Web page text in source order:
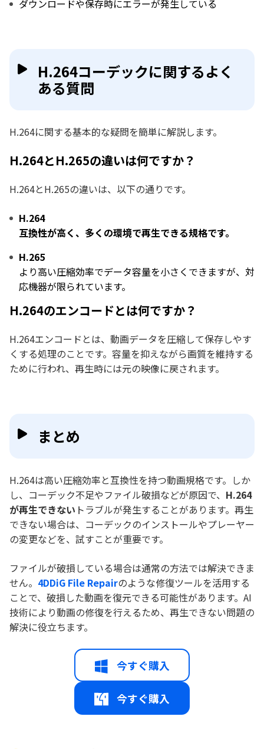
ダウンロードや保存時にエラーが発生している
H.264コーデックに関するよく
ある質問
H.264に関する基本的な疑問を簡単に解説します。
H.264とH.265の違いは何ですか？
H.264とH.265の違いは、以下の通りです。
H.264
互換性が高く、多くの環境で再生できる規格です。
H.265
より高い圧縮効率でデータ容量を小さくできますが、対
応機器が限られています。
H.264のエンコードとは何ですか？
H.264エンコードとは、動画データを圧縮して保存しやす
くする処理のことです。容量を抑えながら画質を維持する
ために行われ、再生時には元の映像に戻されます。
まとめ
H.264は高い圧縮効率と互換性を持つ動画規格です。しか
し、コーデック不足やファイル破損などが原因で、 H.264
が再生できない トラブルが発生することがあります。再生
できない場合は、コーデックのインストールやプレーヤー
の変更などを、試すことが重要です。
ファイルが破損している場合は通常の方法では解決できま
せん。 4DDiG File Repairのような修復ツールを活用する
ことで、破損した動画を復元できる可能性があります。AI
技術により動画の修復を行えるため、再生できない問題の
解決に役立ちます。
今すぐ購入
今すぐ購入